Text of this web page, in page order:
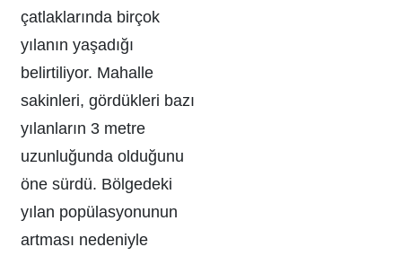
çatlaklarında birçok
yılanın yaşadığı
belirtiliyor. Mahalle
sakinleri, gördükleri bazı
yılanların 3 metre
uzunluğunda olduğunu
öne sürdü. Bölgedeki
yılan popülasyonunun
artması nedeniyle